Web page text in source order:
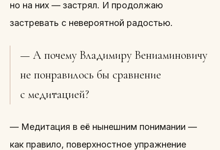
но на них — застрял. И продолжаю
застревать с невероятной радостью.
— А почему Владимиру Вениаминовичу
не понравилось бы сравнение
с медитацией?
— Медитация в её нынешним понимании —
как правило, поверхностное упражнение